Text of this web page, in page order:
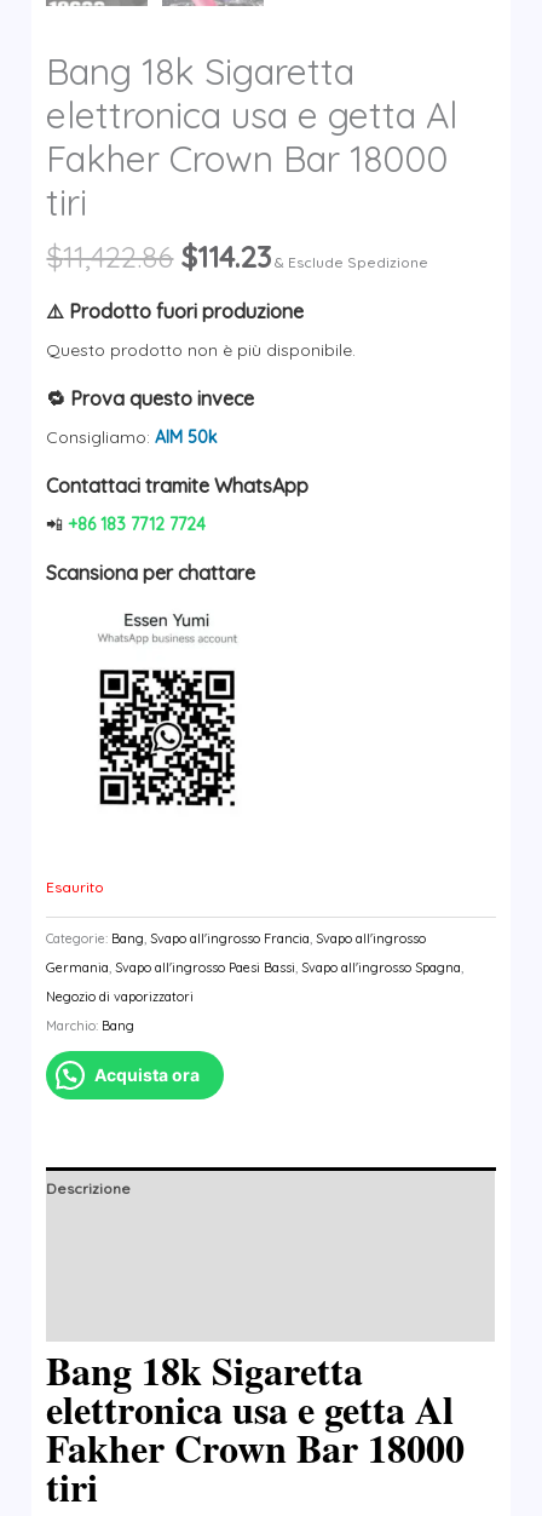
Bang 18k Sigaretta
elettronica usa e getta Al
Fakher Crown Bar 18000
tiri
$11,422.86 Il
originale
era:
$11,422.86.
$114.23Il
attuale
è:
$114.23.
& Esclude Spedizione
⚠️ Prodotto fuori produzione
Questo prodotto non è più disponibile.
🔁 Prova questo invece
Consigliamo:AIM 50k
Contattaci tramite WhatsApp
📲+86 183 7712 7724
Scansiona per chattare
Esaurito
Categorie: Bang,Svapo all'ingrosso Francia,Svapo all'ingrosso
Germania,Svapo all'ingrosso Paesi Bassi,Svapo all'ingrosso Spagna,
Negozio di vaporizzatori
Marchio: Bang
Acquista ora
Descrizione
Bang 18k Sigaretta
elettronica usa e getta Al
Fakher Crown Bar 18000
tiri